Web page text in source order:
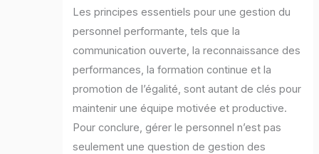
Les principes essentiels pour une gestion du
personnel performante, tels que la
communication ouverte, la reconnaissance des
performances, la formation continue et la
promotion de l’égalité, sont autant de clés pour
maintenir une équipe motivée et productive.
Pour conclure, gérer le personnel n’est pas
seulement une question de gestion des